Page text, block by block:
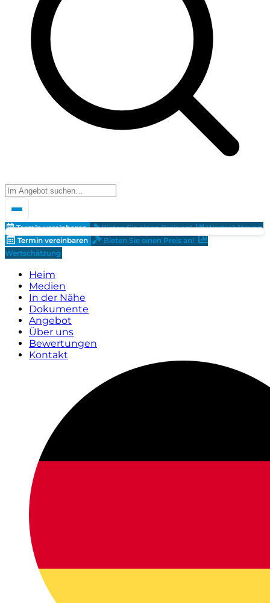
Termin vereinbaren Bieten Sie einen Preis an!
Wertschätzung
Termin vereinbaren
Bieten Sie einen Preis an!
Wertschätzung
Heim
Medien
In der Nähe
Dokumente
Angebot
Über uns
Bewertungen
Kontakt